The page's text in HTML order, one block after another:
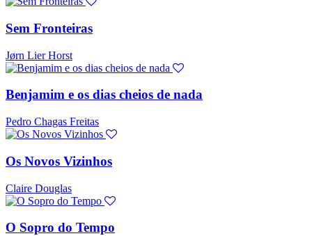
Sem Fronteiras
Jørn Lier Horst
Benjamim e os dias cheios de nada
Pedro Chagas Freitas
Os Novos Vizinhos
Claire Douglas
O Sopro do Tempo